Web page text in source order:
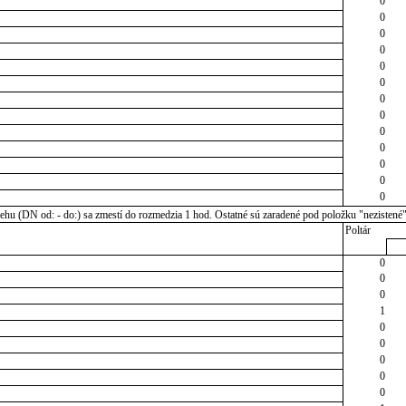
0
0
0
0
0
0
0
0
0
0
0
0
(DN od: - do:) sa zmestí do rozmedzia 1 hod. Ostatné sú zaradené pod položku "nezistené"
Poltár
0
0
0
1
0
0
0
0
0